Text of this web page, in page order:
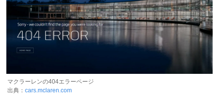
マクラーレンの404エラーページ
出典： cars.mclaren.com